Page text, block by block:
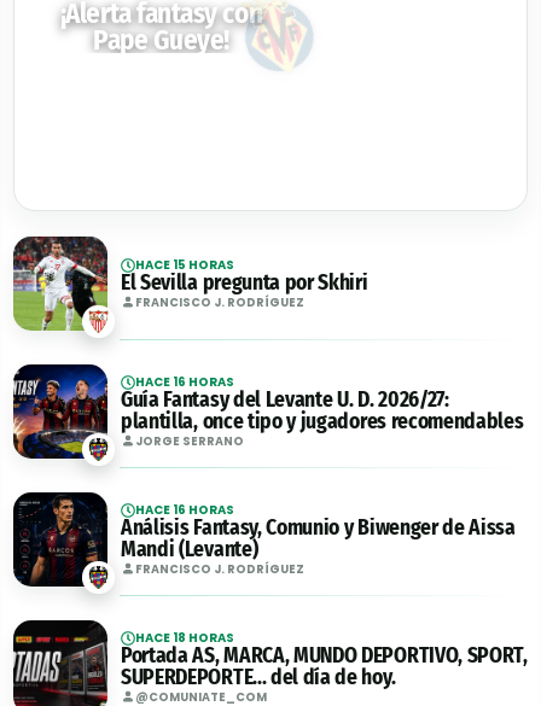
¡Alerta fantasy con
Pape Gueye!
HACE 15 HORAS
El Sevilla pregunta por Skhiri
FRANCISCO J. RODRÍGUEZ
HACE 16 HORAS
Guía Fantasy del Levante U. D. 2026/27:
plantilla, once tipo y jugadores recomendables
JORGE SERRANO
HACE 16 HORAS
Análisis Fantasy, Comunio y Biwenger de Aissa
Mandi (Levante)
FRANCISCO J. RODRÍGUEZ
HACE 18 HORAS
Portada AS, MARCA, MUNDO DEPORTIVO, SPORT,
SUPERDEPORTE... del día de hoy.
@COMUNIATE_COM